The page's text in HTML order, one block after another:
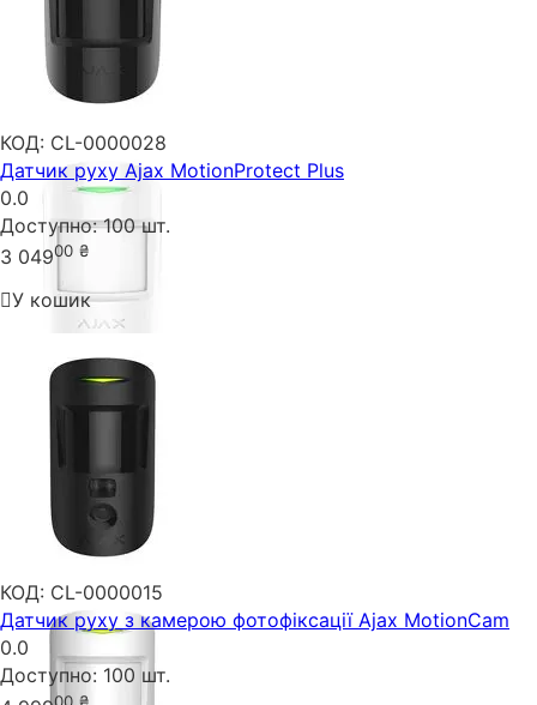
КОД: CL-0000028
Датчик руху Ajax MotionProtect Plus
0.0
Доступно: 100 шт.
3 04900 ₴
У кошик
КОД: CL-0000015
Датчик руху з камерою фотофіксації Ajax MotionCam
0.0
Доступно: 100 шт.
00 ₴